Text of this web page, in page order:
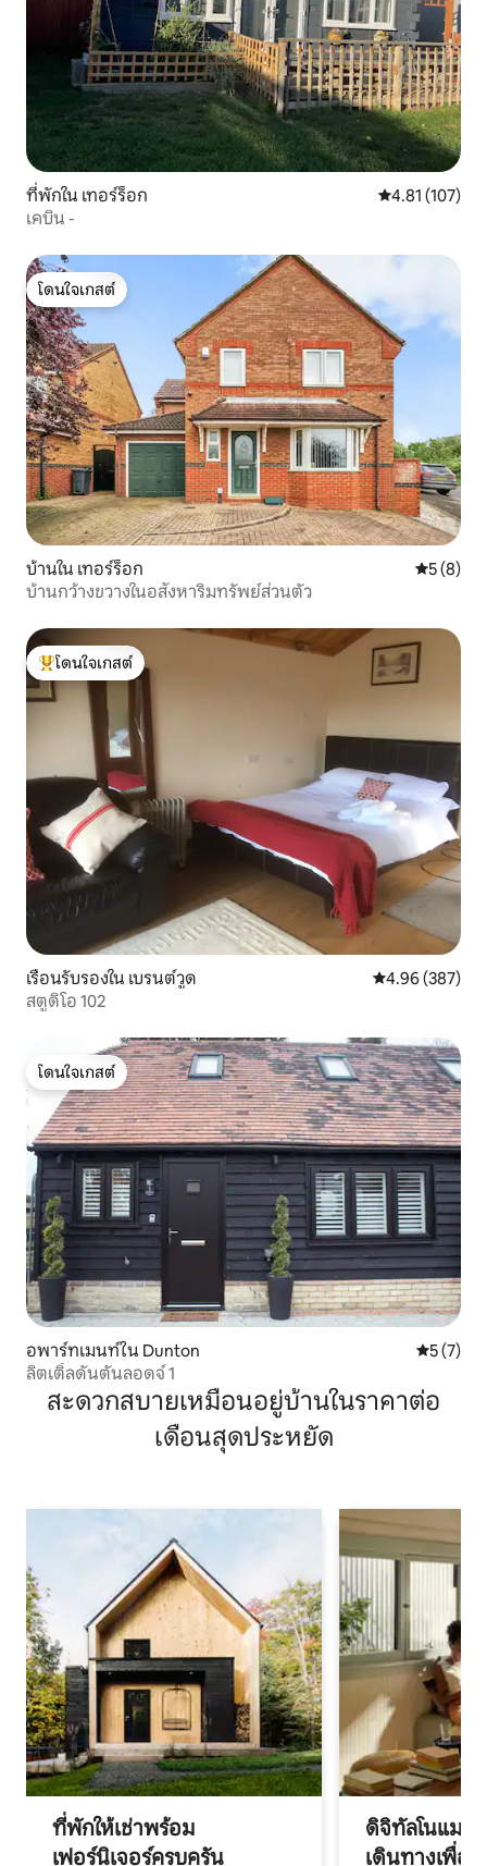
ที่พักใน เทอร์ร็อก คะแนนเฉลี่ย
4.81 (107)
เคบิน -
โดนใจเกสต์
โดนใจเกสต์
บ้านใน เทอร์ร็อก คะแนนเฉ
5 (8)
บ้านกว้างขวางในอสังหาริมทรัพย์ส่วนตัว
โดนใจเกสต์ที่สุด
โดนใจเกสต์
เรือนรับรองใน เบรนต์วูด คะแนนเฉลี่ย
4.96 (387)
สตูดิโอ 102
โดนใจเกสต์
โดนใจเกสต์
อพาร์ทเมนท์ใน Dunton คะแนนเฉ
5 (7)
ลิตเติ้ลดันตันลอดจ์ 1
สะดวกสบายเหมือนอยู่บ้านในราคาต่อ
เดือนสุดประหยัด
ที่พักให้เช่าพร้อม
เฟอร์นิเจอร์ครบครัน
ดิจิทัลโนแมด
เดินทางเพื่อ